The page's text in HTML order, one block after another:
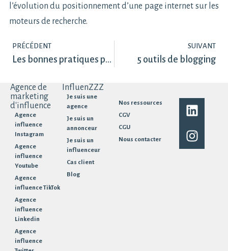
l’évolution du positionnement d’une page internet sur les
moteurs de recherche.
PRÉCÉDENT
Les bonnes pratiques pour une communication responsable
SUIVANT
5 outils de blogging
Agence de
marketing
d'influence
Agence
influence
Instagram
Agence
influence
Youtube
Agence
influence TikTok
Agence
influence
Linkedin
Agence
influence
InfluenZZZ
Je suis une
agence
Je suis un
annonceur
Je suis un
influenceur
Cas client
Blog
Nos ressources
CGV
CGU
Nous contacter